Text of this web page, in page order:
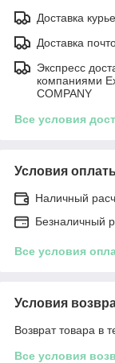
Доставка
Доставка
Экспресс
компаниями
COMPANY
Все условия
Условия
Наличный
Безналичный
Все условия
Условия
Возврат товара в
Все условия